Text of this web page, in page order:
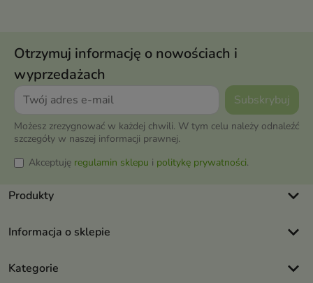
Otrzymuj informację o nowościach i
wyprzedażach
Możesz zrezygnować w każdej chwili. W tym celu należy odnaleźć
szczegóły w naszej informacji prawnej.
Akceptuję regulamin sklepu i politykę prywatności.
Produkty keyboard_arrow_down
Informacja o sklepie keyboard_arrow_down
Kategorie keyboard_arrow_down